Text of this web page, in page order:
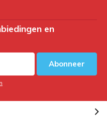
en
Abonneer